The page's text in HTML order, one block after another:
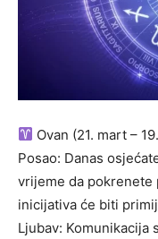
Ovan (21. mart –
Posao: Danas
vrijeme da pokrenete
inicijativa će biti
Ljubav: